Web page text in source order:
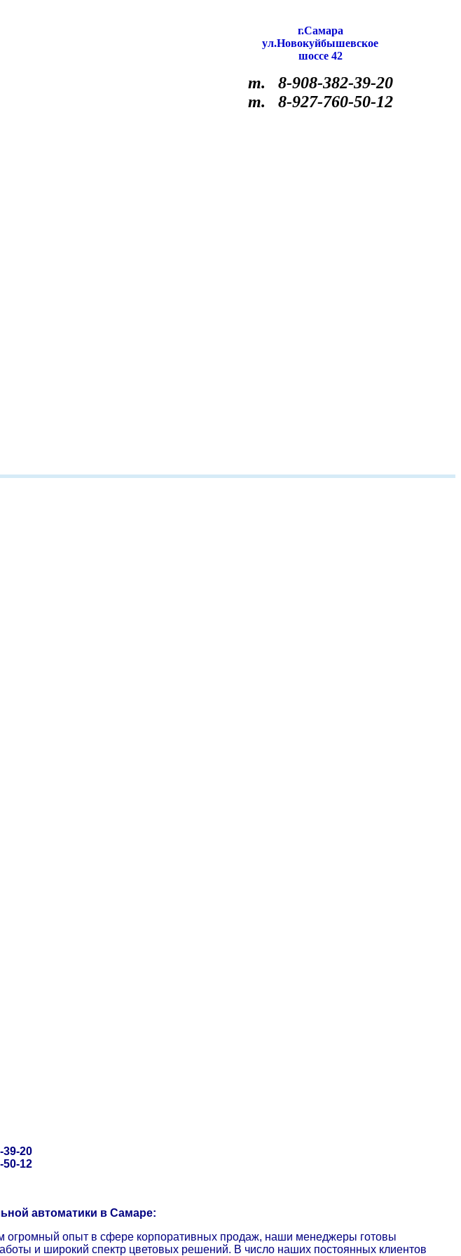
г.Самара
ул.Новокуйбышевское
шоссе 42
т. 8-908-382-39-20
т. 8-927-760-50-12
39-20
50-12
автоматики в Самаре:
опыт в сфере корпоративных продаж, наши менеджеры готовы
и широкий спектр цветовых решений. В число наших постоянных клиентов